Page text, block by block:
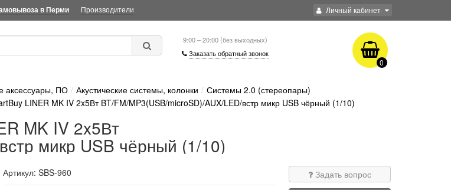
Личный кабинет
в Перми Производители
9:00 – 20:00 (без выходных)
Заказать обратный звонок
0
аксессуары, ПО Акустические системы, колонки
Системы 2.0 (стереопары)
LINER MK IV 2x5Вт BT/FM/MP3(USB/microSD)/AUX/LED/встр микр USB чёрный (1/10)
MK IV 2x5Вт
микр USB чёрный (1/10)
Артикул: SBS-960 Задать вопрос